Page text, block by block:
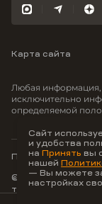
Флора
Южане
Моретта
Вместе
Фрукты
Малина
3-комнатную
100% оплата
Карьера
Карта сайта
Любая информация,
исключительно
определяемой
© ООО
тел.:+7 800 707-
Политика
Сайт
и удобства
на Принять вы
нашей
— Вы можете
настройках